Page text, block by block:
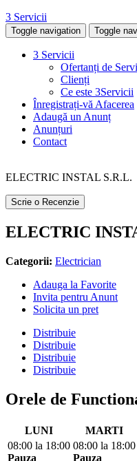
3 Servicii
Toggle navigation Toggle
3 Servicii
Ofertanți de
Clienți
Ce este 3Servicii
Înregistrați-vă Afacerea
Adaugă un Anunț
Anunțuri
Contact
ELECTRIC INSTAL S.R.L.
Scrie o Recenzie
ELECTRIC
Categorii: Electrician
Adauga la Favorite
Invita pentru Anunt
Solicita un pret
Distribuie
Distribuie
Distribuie
Distribuie
Orele de
LUNI MARTI
08:00 la 18:00
Pauza
08:00 la 18:00
Pauza